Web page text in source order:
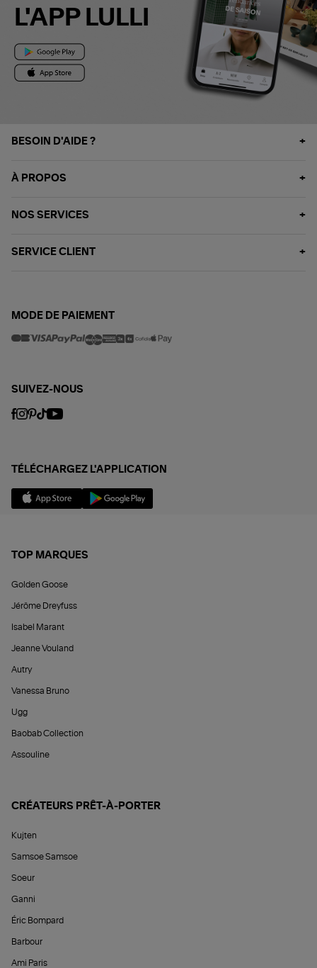
L'APP LULLI
BESOIN D'AIDE ?
À PROPOS
NOS SERVICES
SERVICE CLIENT
MODE DE PAIEMENT
SUIVEZ-NOUS
TÉLÉCHARGEZ L'APPLICATION
TOP MARQUES
Golden Goose
Jérôme Dreyfuss
Isabel Marant
Jeanne Vouland
Autry
Vanessa Bruno
Ugg
Baobab Collection
Assouline
CRÉATEURS PRÊT-À-PORTER
Kujten
Samsoe Samsoe
Soeur
Ganni
Éric Bompard
Barbour
Ami Paris